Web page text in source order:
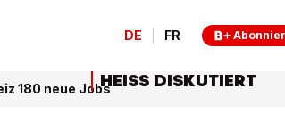
DE FR
180 neue JobsHEISS DISKUTIERT